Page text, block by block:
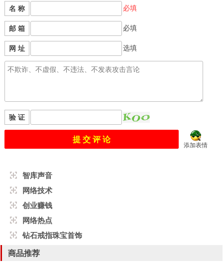
名 称 必填
邮 箱 必填
网 址 选填
验 证
添加表情
智库声音
网络技术
创业赚钱
网络热点
钻石戒指珠宝首饰
商品推荐